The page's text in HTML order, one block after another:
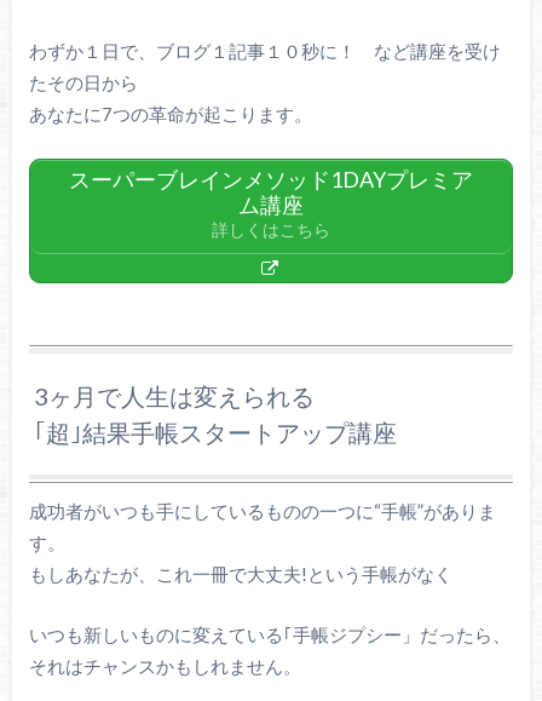
わずか１日で、ブログ１記事１０秒に！ など講座を受け
たその日から
あなたに7つの革命が起こります。
スーパーブレインメソッド1DAYプレミア
ム講座
詳しくはこちら
3ヶ月で人生は変えられる
｢超｣結果手帳スタートアップ講座
成功者がいつも手にしているものの一つに“手帳”がありま
す。
もしあなたが、これ一冊で大丈夫!という手帳がなく
いつも新しいものに変えている｢手帳ジプシー」だったら、
それはチャンスかもしれません。